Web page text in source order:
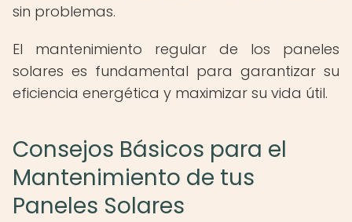
sin problemas.
El mantenimiento regular de los paneles
solares es fundamental para garantizar su
eficiencia energética y maximizar su vida útil.
Consejos Básicos para el
Mantenimiento de tus
Paneles Solares